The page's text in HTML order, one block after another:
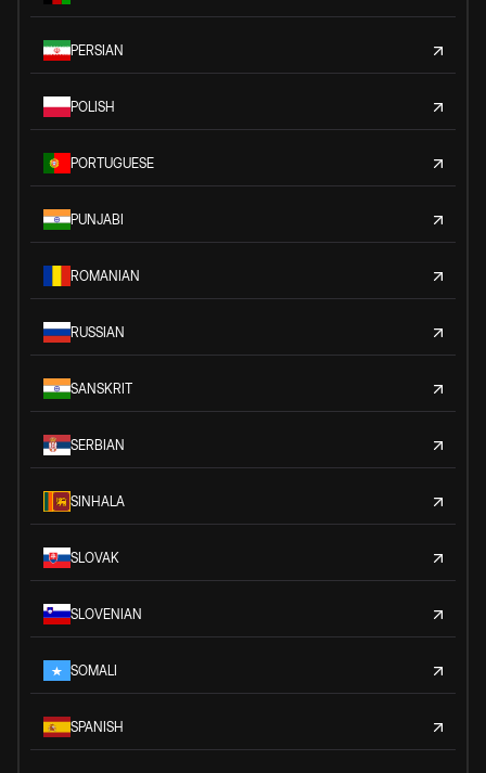
PERSIAN
POLISH
PORTUGUESE
PUNJABI
ROMANIAN
RUSSIAN
SANSKRIT
SERBIAN
SINHALA
SLOVAK
SLOVENIAN
SOMALI
SPANISH